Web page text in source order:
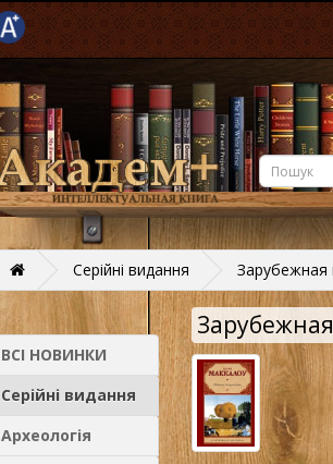
Серійні видання Зарубежная
ВСІ НОВИНКИ
Серійні видання
Археологія